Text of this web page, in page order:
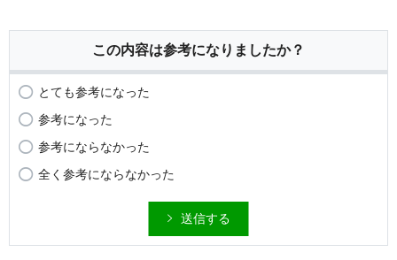
この内容は参考になりましたか？
とても参考になった
参考になった
参考にならなかった
全く参考にならなかった
送信する